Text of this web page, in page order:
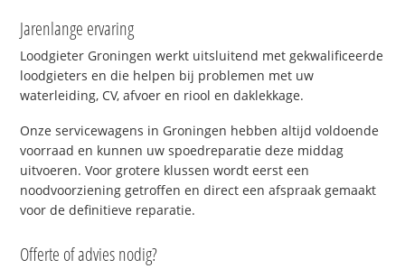
Jarenlange ervaring
Loodgieter Groningen werkt uitsluitend met gekwalificeerde
loodgieters en die helpen bij problemen met uw
waterleiding, CV, afvoer en riool en daklekkage.
Onze servicewagens in Groningen hebben altijd voldoende
voorraad en kunnen uw spoedreparatie deze middag
uitvoeren. Voor grotere klussen wordt eerst een
noodvoorziening getroffen en direct een afspraak gemaakt
voor de definitieve reparatie.
Offerte of advies nodig?